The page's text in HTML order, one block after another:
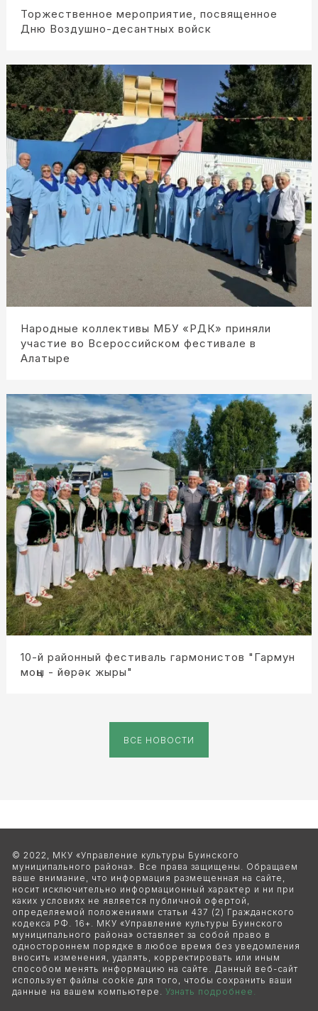
Торжественное мероприятие, посвященное
Дню Воздушно-десантных войск
Народные коллективы МБУ «РДК» приняли
участие во Всероссийском фестивале в
Алатыре
10-й районный фестиваль гармонистов "Гармун
моңы - йөрәк жыры"
ВСЕ НОВОСТИ
© 2022, МКУ «Управление культуры Буинского
муниципального района». Все права защищены. Обращаем
ваше внимание, что информация размещенная на сайте,
носит исключительно информационный характер и ни при
каких условиях не является публичной офертой,
определяемой положениями статьи 437 (2) Гражданского
кодекса РФ. 16+. МКУ «Управление культуры Буинского
муниципального района» оставляет за собой право в
одностороннем порядке в любое время без уведомления
вносить изменения, удалять, корректировать или иным
способом менять информацию на сайте. Данный веб-сайт
использует файлы cookie для того, чтобы сохранить ваши
данные на вашем компьютере. Узнать подробнее.